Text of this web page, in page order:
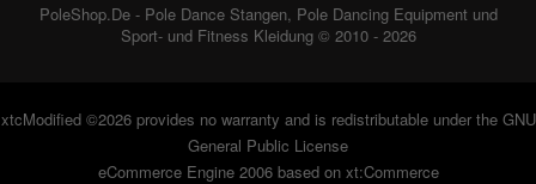
PoleShop.De - Pole Dance Stangen, Pole Dancing Equipment und
Sport- und Fitness Kleidung © 2010 - 2026
xtcModified©2026 provides no warranty and is redistributable under the GNU
General Public License
eCommerce Engine 2006 based on xt:Commerce